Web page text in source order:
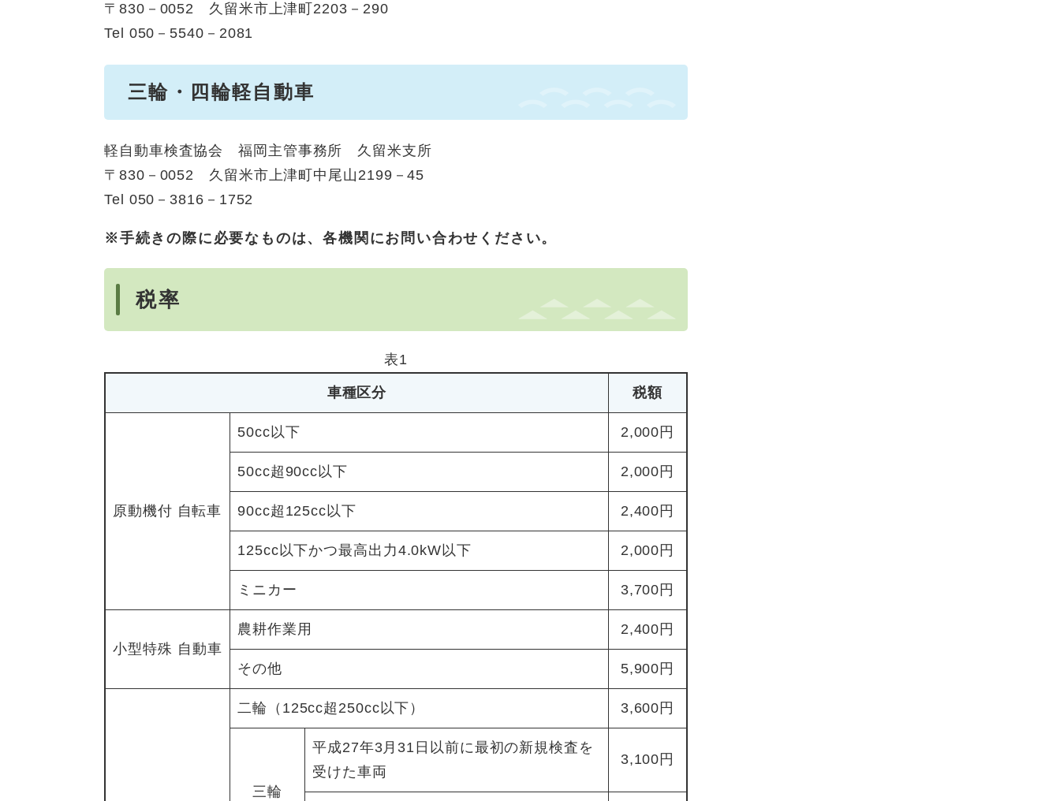
〒830－0052 久留米市上津町2203－290
Tel 050－5540－2081
三輪・四輪軽自動車
軽自動車検査協会 福岡主管事務所 久留米支所
〒830－0052 久留米市上津町中尾山2199－45
Tel 050－3816－1752
※手続きの際に必要なものは、各機関にお問い合わせください。
税率
表1
車種区分 税額
原動機付 自転車
50cc以下 2,000円
50cc超90cc以下 2,000円
90cc超125cc以下 2,400円
125cc以下かつ最高出力4.0kW以下 2,000円
ミニカー 3,700円
小型特殊 自動車
農耕作業用 2,400円
その他 5,900円
二輪（125cc超250cc以下） 3,600円
三輪
平成27年3月31日以前に最初の新規検査を
受けた車両
3,100円